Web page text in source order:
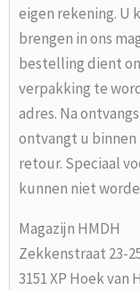
eigen rekening.
brengen in ons
bestelling dient
verpakking te
adres. Na
ontvangt u binnen
retour. Speciaal
kunnen niet
Magazijn HMDH
Zekkenstraat 23-
3151 XP Hoek van